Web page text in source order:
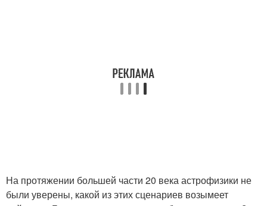
На протяжении большей части 20 века астрофизики не
были уверены, какой из этих сценариев возымеет